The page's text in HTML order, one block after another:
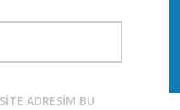
ADRESIM BU